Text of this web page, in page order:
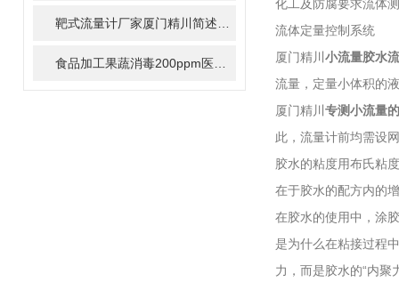
化工及防腐要求流体
流体定量控制系统
厦门精川 小流量胶水
流量，定量小体积的
厦门精川 专测小流量
此，流量计前均需设
胶水的粘度用布氏粘
在于胶水的配方内的
在胶水的使用中，涂
是为什么在粘接过程
力，而是胶水的“内聚